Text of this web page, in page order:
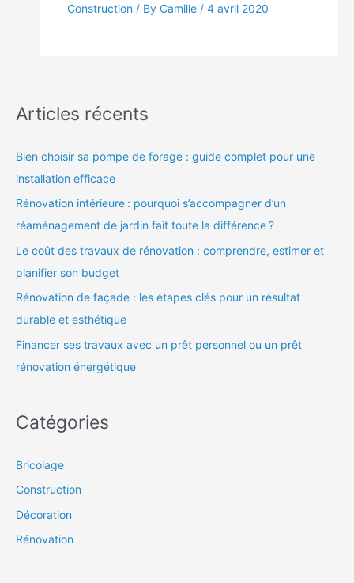
Construction / By Camille / 4 avril 2020
Articles récents
Bien choisir sa pompe de forage : guide complet pour une
installation efficace
Rénovation intérieure : pourquoi s’accompagner d’un
réaménagement de jardin fait toute la différence ?
Le coût des travaux de rénovation : comprendre, estimer et
planifier son budget
Rénovation de façade : les étapes clés pour un résultat
durable et esthétique
Financer ses travaux avec un prêt personnel ou un prêt
rénovation énergétique
Catégories
Bricolage
Construction
Décoration
Rénovation